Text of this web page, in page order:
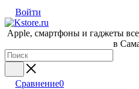
Войти
Apple, cмартфоны и гаджеты
в
Сравнение0